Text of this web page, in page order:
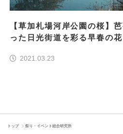
【草加札場河岸公園の桜】
った日光街道を彩る早春の花
2021.03.23
トップ 祭り・イベント総合研究所